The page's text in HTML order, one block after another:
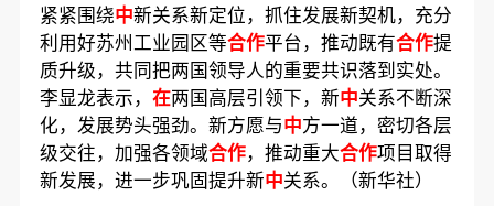
紧紧围绕中新关系新定位，抓住发展新契机，充分
利用好苏州工业园区等合作平台，推动既有合作提
质升级，共同把两国领导人的重要共识落到实处。
李显龙表示， 在两国高层引领下，新中关系不断深
化，发展势头强劲。新方愿与中方一道，密切各层
级交往，加强各领域合作，推动重大合作项目取得
新发展，进一步巩固提升新中关系。（新华社）